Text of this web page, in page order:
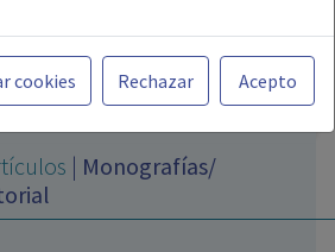
en la Página Web está
del mercado español y, por
sanitarios legalmente
o dispensar medicamentos
La información técnica de los
título meramente informativo,
cookies Rechazar Acepto
| Monografías/